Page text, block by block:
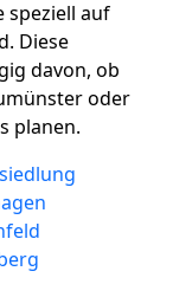
speziell auf
Diese
davon, ob
oder
planen.